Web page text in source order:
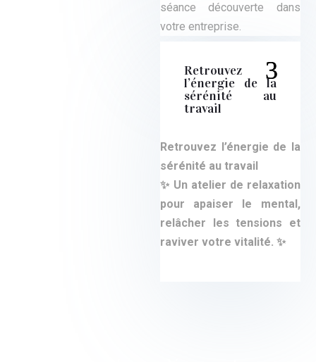
séance découverte dans
votre entreprise.
Retrouvez
l’énergie de la
sérénité au
travail
Retrouvez l’énergie de la
sérénité au travail
✨ Un atelier de relaxation
pour apaiser le mental,
relâcher les tensions et
raviver votre vitalité. ✨